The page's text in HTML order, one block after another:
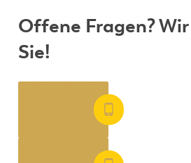
Offene Fragen? Wir
Sie!
0 51 21 - 51 31 44